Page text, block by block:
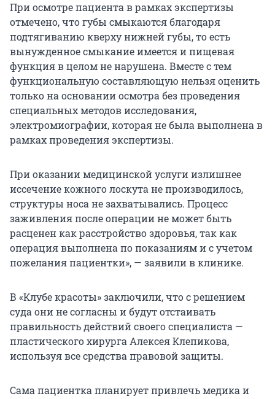
При осмотре пациента в рамках экспертизы
отмечено, что губы смыкаются благодаря
подтягиванию кверху нижней губы, то есть
вынужденное смыкание имеется и пищевая
функция в целом не нарушена. Вместе с тем
функциональную составляющую нельзя оценить
только на основании осмотра без проведения
специальных методов исследования,
электромиографии, которая не была выполнена в
рамках проведения экспертизы.
При оказании медицинской услуги излишнее
иссечение кожного лоскута не производилось,
структуры носа не захватывались. Процесс
заживления после операции не может быть
расценен как расстройство здоровья, так как
операция выполнена по показаниям и с учетом
пожелания пациентки», — заявили в клинике.
В «Клубе красоты» заключили, что с решением
суда они не согласны и будут отстаивать
правильность действий своего специалиста —
пластического хирурга Алексея Клепикова,
используя все средства правовой защиты.
Сама пациентка планирует привлечь медика и